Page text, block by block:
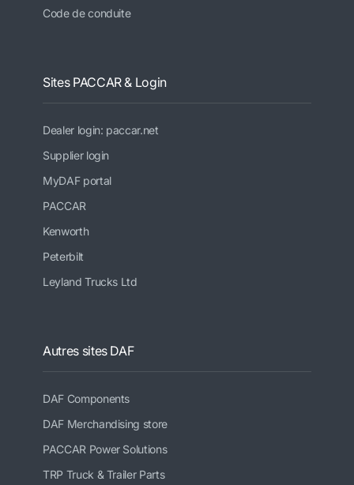
Code de conduite
Sites PACCAR & Login
Dealer login: paccar.net
Supplier login
MyDAF portal
PACCAR
Kenworth
Peterbilt
Leyland Trucks Ltd
Autres sites DAF
DAF Components
DAF Merchandising store
PACCAR Power Solutions
TRP Truck & Trailer Parts